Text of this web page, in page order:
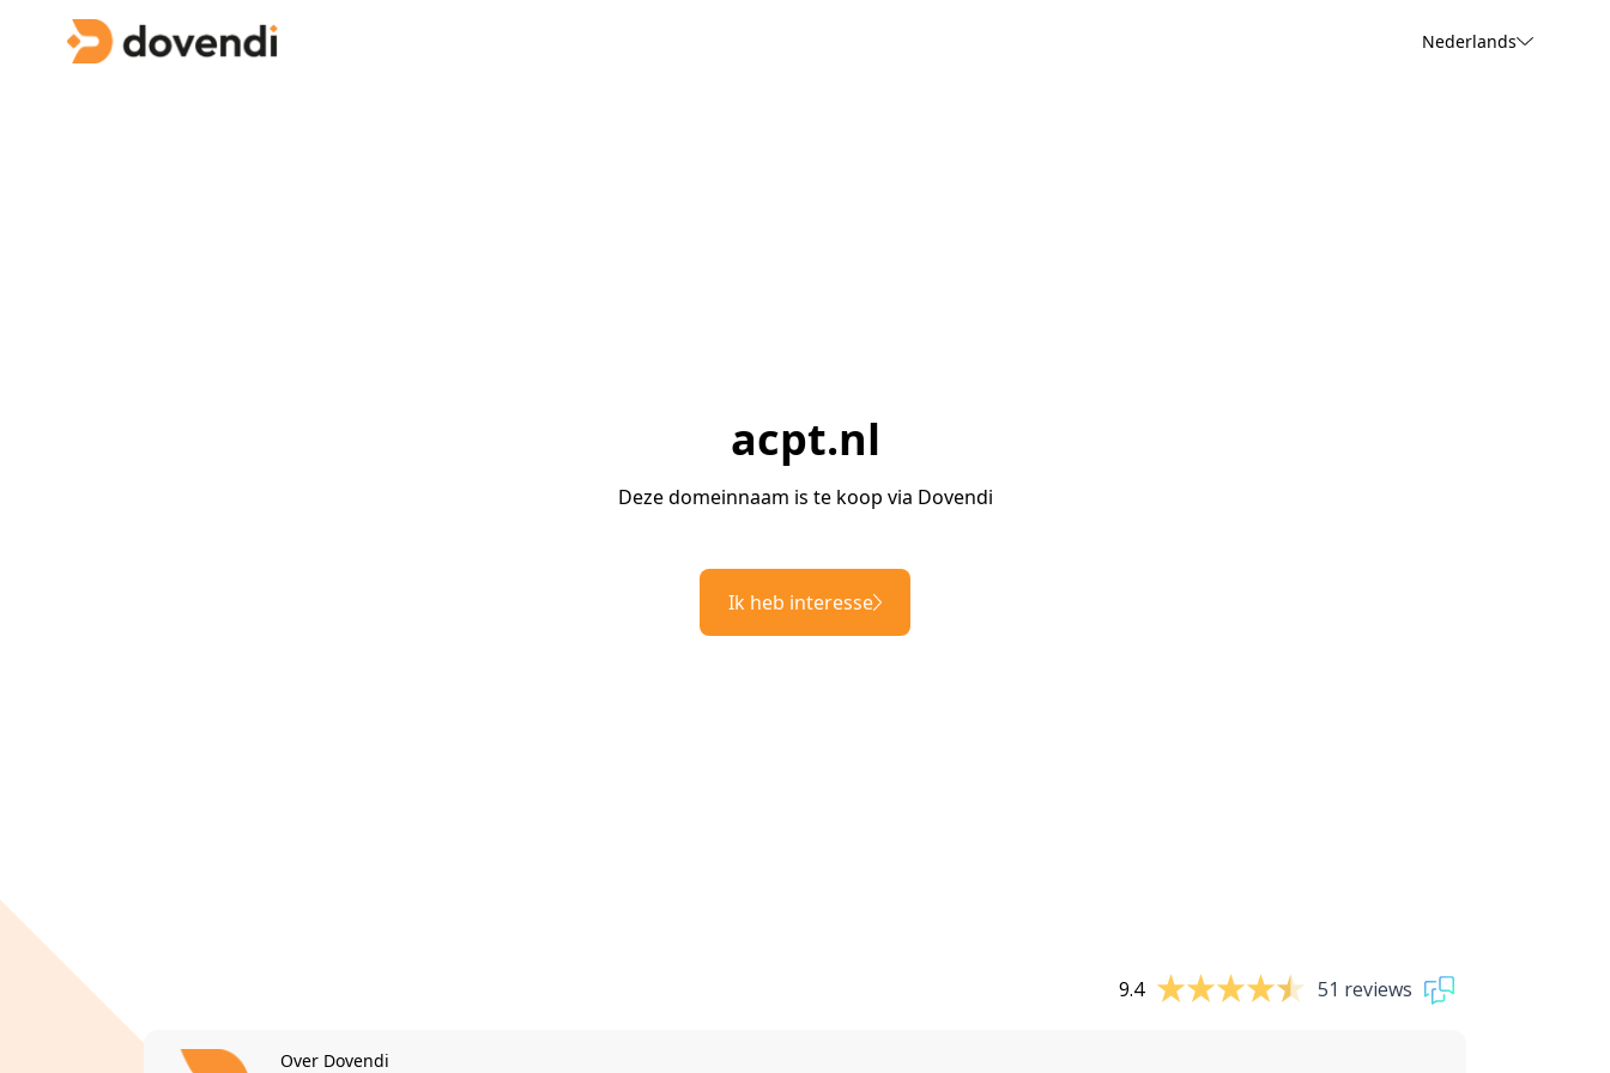
Nederlands
acpt.nl
Deze domeinnaam is te koop via Dovendi
Ik heb interesse
9.4 51 reviews
Over Dovendi